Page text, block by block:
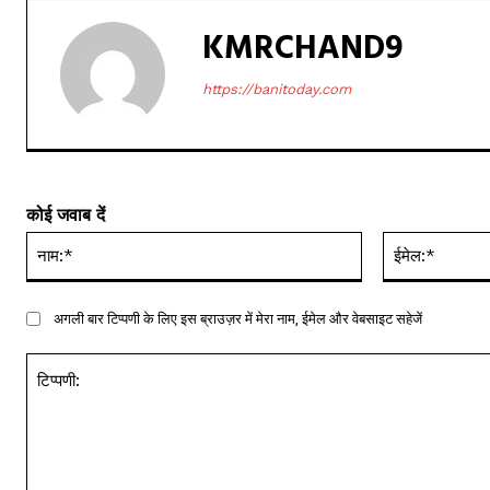
KMRCHAND9
https://banitoday.com
कोई जवाब दें
अगली बार टिप्पणी के लिए इस ब्राउज़र में मेरा नाम, ईमेल और वेबसाइट सहेजें